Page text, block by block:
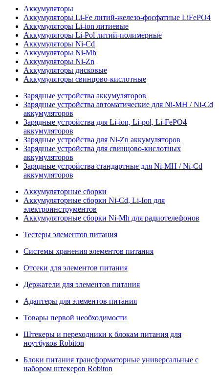
Аккумуляторы
Аккумуляторы Li-Fe литий-железо-фосфатные LiFePO4
Аккумуляторы Li-ion литиевые
Аккумуляторы Li-Pol литий-полимерные
Аккумуляторы Ni-Cd
Аккумуляторы Ni-Mh
Аккумуляторы Ni-Zn
Аккумуляторы дисковые
Аккумуляторы свинцово-кислотные
Зарядные устройства аккумуляторов
Зарядные устройства автоматические для Ni-MH / Ni-Cd
аккумуляторов
Зарядные устройства для Li-ion, Li-pol, Li-FePO4
аккумуляторов
Зарядные устройства для Ni-Zn аккумуляторов
Зарядные устройства для свинцово-кислотных
аккумуляторов
Зарядные устройства стандартные для Ni-MH / Ni-Cd
аккумуляторов
Аккумуляторные сборки
Аккумуляторные сборки Ni-Cd, Li-Ion для
электроинструментов
Аккумуляторные сборки Ni-Mh для радиотелефонов
Тестеры элементов питания
Системы хранения элементов питания
Отсеки для элементов питания
Держатели для элементов питания
Адаптеры для элементов питания
Товары первой необходимости
Штекеры и переходники к блокам питания для
ноутбуков Robiton
Блоки питания трансформаторные универсальные с
набором штекеров Robiton